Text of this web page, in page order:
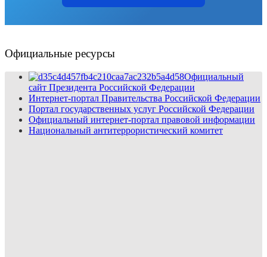
Официальные ресурсы
Официальный
сайт Президента Российской Федерации
Интернет-портал Правительства Российской Федерации
Портал государственных услуг Российской Федерации
Официальный интернет-портал правовой информации
Национальный антитеррористический комитет